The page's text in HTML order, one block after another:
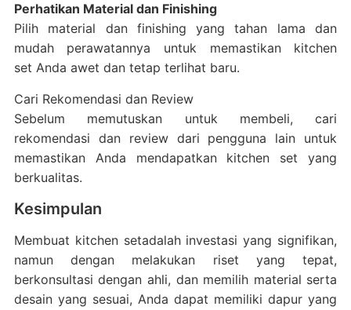
Perhatikan Material dan Finishing
Pilih material dan finishing yang tahan lama dan
mudah perawatannya untuk memastikan kitchen
set Anda awet dan tetap terlihat baru.
Cari Rekomendasi dan Review
Sebelum memutuskan untuk membeli, cari
rekomendasi dan review dari pengguna lain untuk
memastikan Anda mendapatkan kitchen set yang
berkualitas.
Kesimpulan
Membuat kitchen setadalah investasi yang signifikan,
namun dengan melakukan riset yang tepat,
berkonsultasi dengan ahli, dan memilih material serta
desain yang sesuai, Anda dapat memiliki dapur yang